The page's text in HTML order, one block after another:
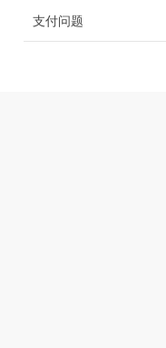
支付问题